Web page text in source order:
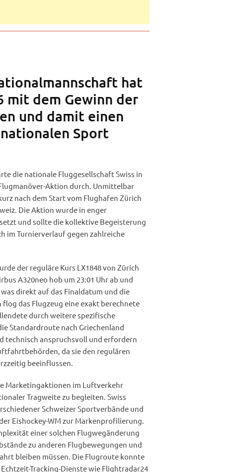
hat
mit dem Gewinn der
und damit einen
Sport
die nationale Fluggesellschaft Swiss in
Aktion durch. Unmittelbar
nach dem Start vom Flughafen Zürich
Die Aktion wurde in enger
und sollte die kollektive Begeisterung
im Turnierverlauf gegen zahlreiche
der reguläre Kurs LX1848 von Zürich
A320neo hob um 23:01 Uhr ab und
direkt auf das Finaldatum und die
das Flugzeug eine exakt berechnete
durch weitere spezifische
Standardroute nach Griechenland
technisch anspruchsvoll und erfordern
da sie den regulären
beeinflussen.
Marketingaktionen im Luftverkehr
Tragweite zu begleiten. Swiss
Schweizer Sportverbände und
Eishockey-WM zur Markenprofilierung.
einer solchen Flugwegänderung
zu anderen Flugbewegungen und
bleiben müssen. Die Flugroute konnte
Tracking-Dienste wie Flightradar24